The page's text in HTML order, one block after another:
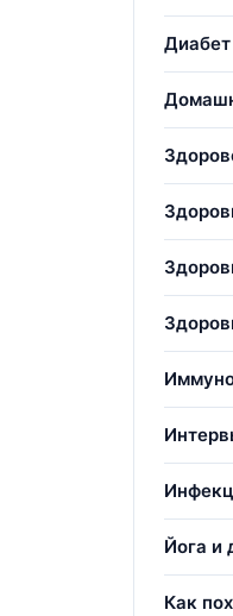
Диабет
Йога и
Как